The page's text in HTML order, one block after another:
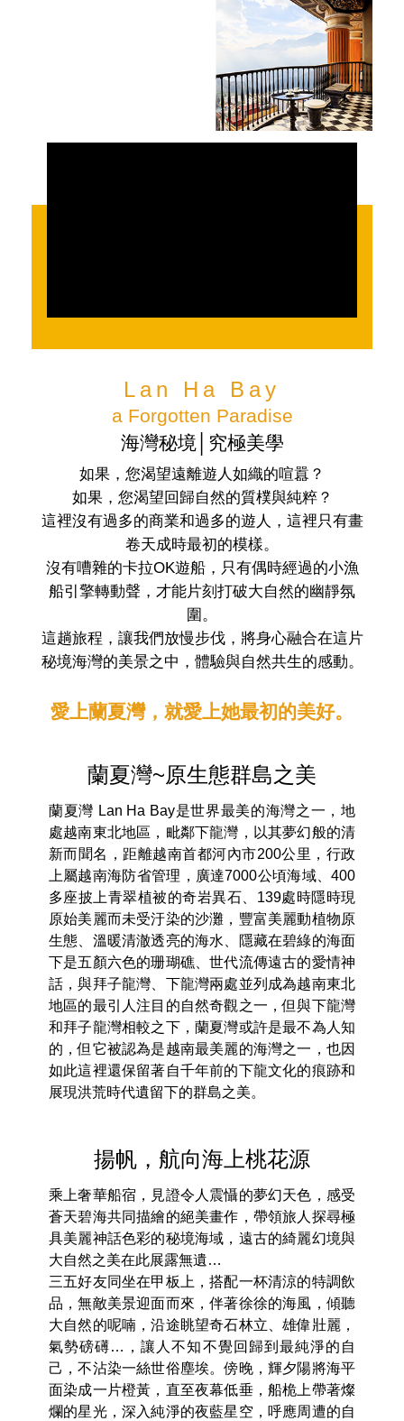
Lan Ha Bay
a Forgotten Paradise
海灣秘境│究極美學
如果，您渴望遠離遊人如織的喧囂？
如果，您渴望回歸自然的質樸與純粹？
這裡沒有過多的商業和過多的遊人，這裡只有畫
卷天成時最初的模樣。
沒有嘈雜的卡拉OK遊船，只有偶時經過的小漁
船引擎轉動聲，才能片刻打破大自然的幽靜氛
這趟旅程，讓我們放慢步伐，將身心融合在這片
愛上蘭夏灣，就愛上她最初的美好。
蘭夏灣~原生態群島之美
蘭夏灣 Lan Ha Bay是世界最美的海灣之一，地
處越南東北地區，毗鄰下龍灣，以其夢幻般的清
新而聞名，距離越南首都河內市200公里，行政
上屬越南海防省管理，廣達7000公頃海域、400
多座披上青翠植被的奇岩異石、139處時隱時現
原始美麗而未受汙染的沙灘，豐富美麗動植物原
生態、溫暖清澈透亮的海水、隱藏在碧綠的海面
下是五顏六色的珊瑚礁、世代流傳遠古的愛情神
和拜子龍灣相較之下，蘭夏灣或許是最不為人知
如此這裡還保留著自千年前的下龍文化的痕跡和
展現洪荒時代遺留下的群島之美。
揚帆，航向海上桃花源
乘上奢華船宿，見證令人震懾的夢幻天色，感受
蒼天碧海共同描繪的絕美畫作，帶領旅人探尋極
具美麗神話色彩的秘境海域，遠古的綺麗幻境與
大自然之美在此展露無遺…
三五好友同坐在甲板上，搭配一杯清涼的特調飲